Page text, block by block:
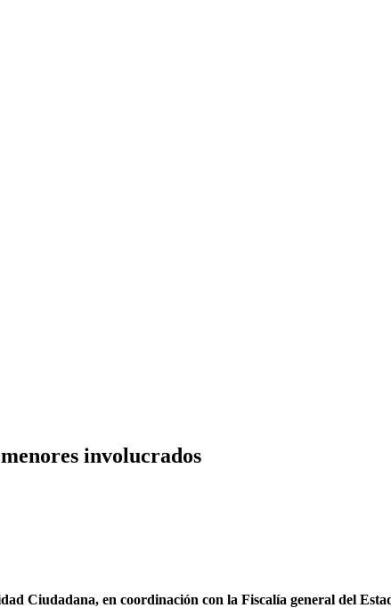
involucrados
Ciudadana, en coordinación con la Fiscalía general del